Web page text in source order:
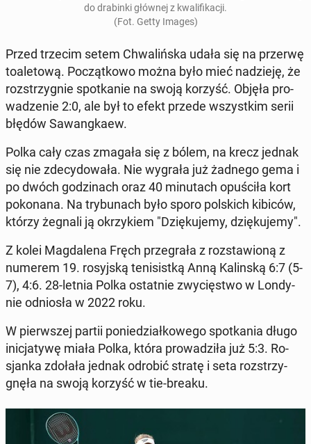
do dra­bin­ki głównej z kwa­li­fi­ka­cji.
(Fot. Getty Images)
Przed trzecim setem Chwa­liń­ska udała się na przerwę
to­a­le­to­wą. Po­cząt­ko­wo można było mieć na­dzie­ję, że
roz­strzy­gnie spo­tka­nie na swoją korzyść. Objęła pro­
wa­dze­nie 2:0, ale był to efekt przede wszyst­kim serii
błędów Sa­wang­ka­ew.
Polka cały czas zmagała się z bólem, na krecz jednak
się nie zde­cy­do­wa­ła. Nie wygrała już żadnego gema i
po dwóch go­dzi­nach oraz 40 mi­nu­tach opu­ści­ła kort
po­ko­na­na. Na try­bu­nach było sporo pol­skich kibiców,
którzy żegnali ją okrzy­kiem "Dzię­ku­je­my, dzię­ku­je­my".
Z kolei Mag­da­le­na Fręch prze­gra­ła z roz­sta­wio­ną z
numerem 19. ro­syj­ską te­ni­sist­ką Anną Ka­lin­ską 6:7 (5-
7), 4:6. 28-letnia Polka ostat­nie zwy­cię­stwo w Lon­dy­
nie od­nio­sła w 2022 roku.
W pierw­szej partii po­nie­dział­ko­we­go spo­tka­nia długo
ini­cja­ty­wę miała Polka, która pro­wa­dzi­ła już 5:3. Ro­
sjan­ka zdołała jednak odrobić stratę i seta roz­strzy­
gnę­ła na swoją korzyść w tie-breaku.